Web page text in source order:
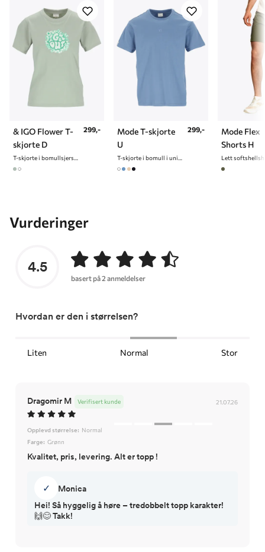
& IGO Flower T-
skjorte D
T-skjorte i bomullsjersey til dame
299,-
Mode T-skjorte
U
T-skjorte i bomull i unisex
299,-
Mode Flex
Shorts H
Vurderinger
4.5
basert på 2 anmeldelser
Hvordan er den i størrelsen?
Liten Normal Stor
Dragomir M 21.07.26
Verifisert kunde
Opplevd størrelse: Normal
Farge: Grønn
Kvalitet, pris, levering. Alt er topp !
✓
Monica
Hei! Så hyggelig å høre – tredobbelt topp karakter!
🙌😊 Takk!